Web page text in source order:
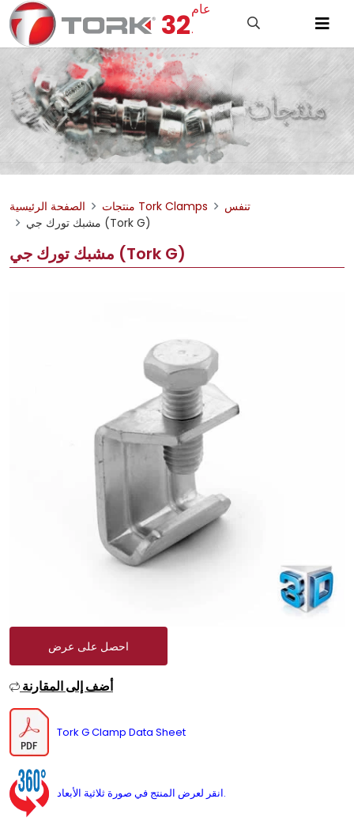
32.
عام
الصفحة الرئيسية منتجات Tork Clamps
تنفس
مشبك تورك جي (Tork G)
مشبك تورك جي (Tork G)
احصل على عرض
أضف إلى المقارنة
Tork G Clamp Data Sheet
انقر لعرض المنتج في صورة ثلاثية الأبعاد.